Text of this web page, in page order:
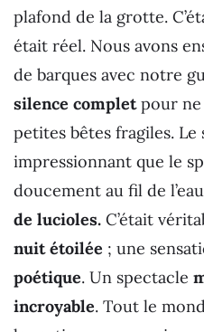
plafond de la grotte.
était réel. Nous avons
de barques avec notre
silence completpour ne
petites bêtes fragiles. Le
impressionnant que le
doucement au fil de l’eau
de lucioles. C’était
nuit étoilée ; une
poétique. Un spectacle
incroyable. Tout le